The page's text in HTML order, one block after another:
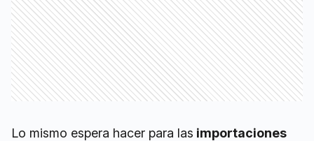
Lo mismo espera hacer para las importaciones